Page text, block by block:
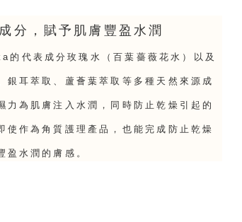
分，賦予肌膚豐盈水潤
的代表成分玫瑰水（百葉薔薇花水）以及
銀耳萃取、蘆薈葉萃取等多種天然來源成
力為肌膚注入水潤，同時防止乾燥引起的
使作為角質護理產品，也能完成防止乾燥
盈水潤的膚感。